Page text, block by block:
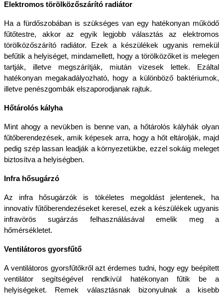
Elektromos törölközőszárító radiátor
Ha a fürdőszobában is szükséges van egy hatékonyan működő
fűtőtestre, akkor az egyik legjobb választás az elektromos
törölközőszárító radiátor. Ezek a készülékek ugyanis remekül
befűtik a helyiséget, mindamellett, hogy a törölközőket is melegen
tartják, illetve megszárítják, miután vizesek lettek. Ezáltal
hatékonyan megakadályozható, hogy a különböző baktériumok,
illetve penészgombák elszaporodjanak rajtuk.
Hőtárolós kályha
Mint ahogy a nevükben is benne van, a hőtárolós kályhák olyan
fűtőberendezések, amik képesek arra, hogy a hőt eltárolják, majd
pedig szép lassan leadják a környezetükbe, ezzel sokáig meleget
biztosítva a helyiségben.
Infra hősugárzó
Az infra hősugárzók is tökéletes megoldást jelentenek, ha
innovatív fűtőberendezéseket keresel, ezek a készülékek ugyanis
infravörös sugárzás felhasználásával emelik meg a
hőmérsékletet.
Ventilátoros gyorsfűtő
A ventilátoros gyorsfűtőkről azt érdemes tudni, hogy egy beépített
ventilátor segítségével rendkívül hatékonyan fűtik be a
helyiségeket. Remek választásnak bizonyulnak a kisebb